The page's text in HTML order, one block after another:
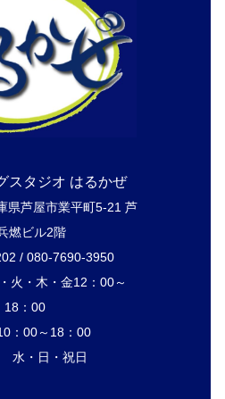
スタジオ はるかぜ
県芦屋市業平町5-21 芦
燃ビル2階
/ 080-7690-3950
火・木・金12：00～
18：00
：00～18：00
水・日・祝日